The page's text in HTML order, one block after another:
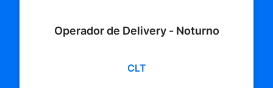
Operador de Delivery - Noturno
CLT